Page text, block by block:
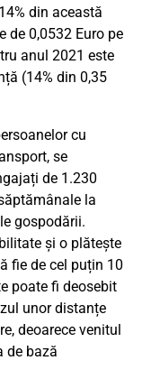
din această
de 0,0532 Euro pe
anul 2021 este
(14% din 0,35
cu
se
de 1.230
la
gospodării.
și o plătește
fie de cel puțin 10
poate fi deosebit
unor distanțe
deoarece venitul
de bază